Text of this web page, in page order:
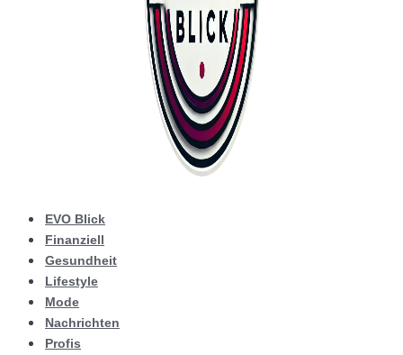
EVO Blick
Finanziell
Gesundheit
Lifestyle
Mode
Nachrichten
Profis